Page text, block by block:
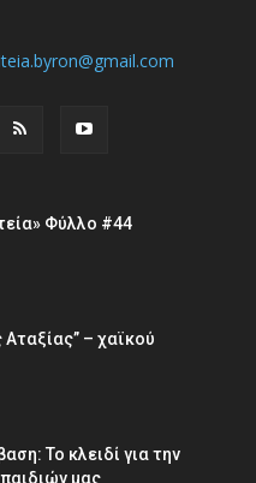
Φύλλο #44
Αταξίας” – χαϊκού
Το κλειδί για την
µας